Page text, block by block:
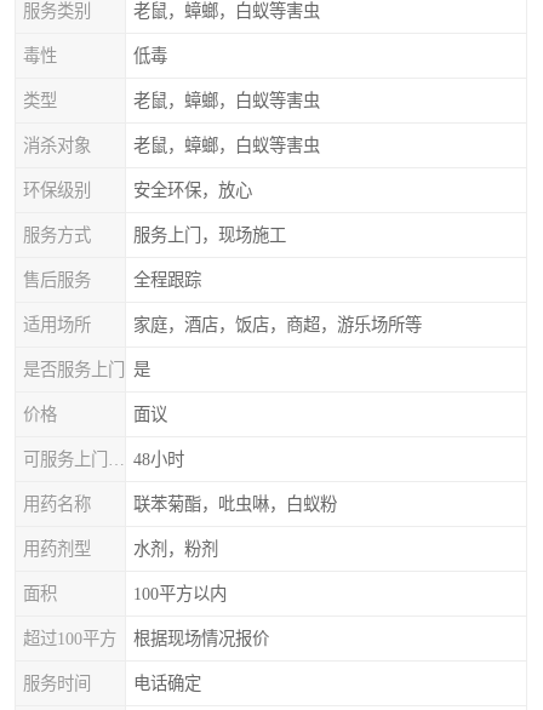
服务类别 老鼠，蟑螂，白蚁等害虫
毒性 低毒
类型 老鼠，蟑螂，白蚁等害虫
消杀对象 老鼠，蟑螂，白蚁等害虫
环保级别 安全环保，放心
服务方式 服务上门，现场施工
售后服务 全程跟踪
适用场所 家庭，酒店，饭店，商超，游乐场所等
是否服务上门 是
价格 面议
48小时
用药名称 联苯菊酯，吡虫啉，白蚁粉
用药剂型 水剂，粉剂
面积 100平方以内
超过100平方 根据现场情况报价
服务时间 电话确定